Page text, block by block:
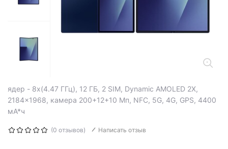
ядер - 8x(4.47 ГГц), 12 ГБ, 2 SIM, Dynamic AMOLED 2X,
2184x1968, камера 200+12+10 Мп, NFC, 5G, 4G, GPS, 4400
мА*ч
(0 отзывов) Написать отзыв